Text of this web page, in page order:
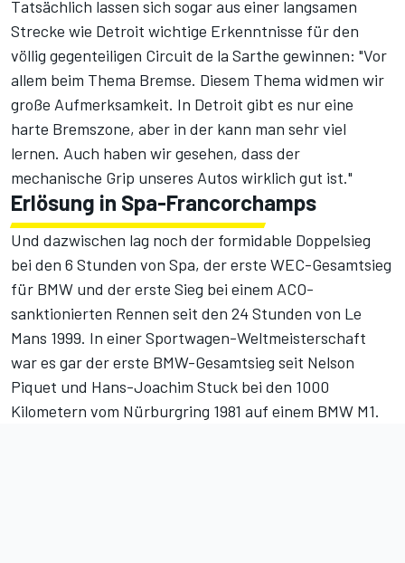
Tatsächlich lassen sich sogar aus einer langsamen
Strecke wie Detroit wichtige Erkenntnisse für den
völlig gegenteiligen Circuit de la Sarthe gewinnen: "Vor
allem beim Thema Bremse. Diesem Thema widmen wir
große Aufmerksamkeit. In Detroit gibt es nur eine
harte Bremszone, aber in der kann man sehr viel
lernen. Auch haben wir gesehen, dass der
mechanische Grip unseres Autos wirklich gut ist."
Erlösung in Spa-Francorchamps
Und dazwischen lag noch der formidable Doppelsieg
bei den 6 Stunden von Spa, der erste WEC-Gesamtsieg
für BMW und der erste Sieg bei einem ACO-
sanktionierten Rennen seit den 24 Stunden von Le
Mans 1999. In einer Sportwagen-Weltmeisterschaft
war es gar der erste BMW-Gesamtsieg seit Nelson
Piquet und Hans-Joachim Stuck bei den 1000
Kilometern vom Nürburgring 1981 auf einem BMW M1.